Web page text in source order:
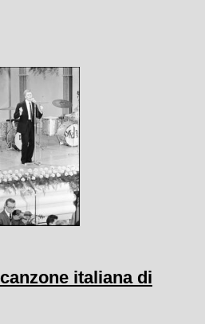
italiana di